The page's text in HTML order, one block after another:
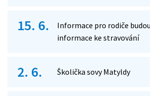
15. 6.
Informace pro rodiče
informace ke stravování
2. 6. Školička sovy Matyldy